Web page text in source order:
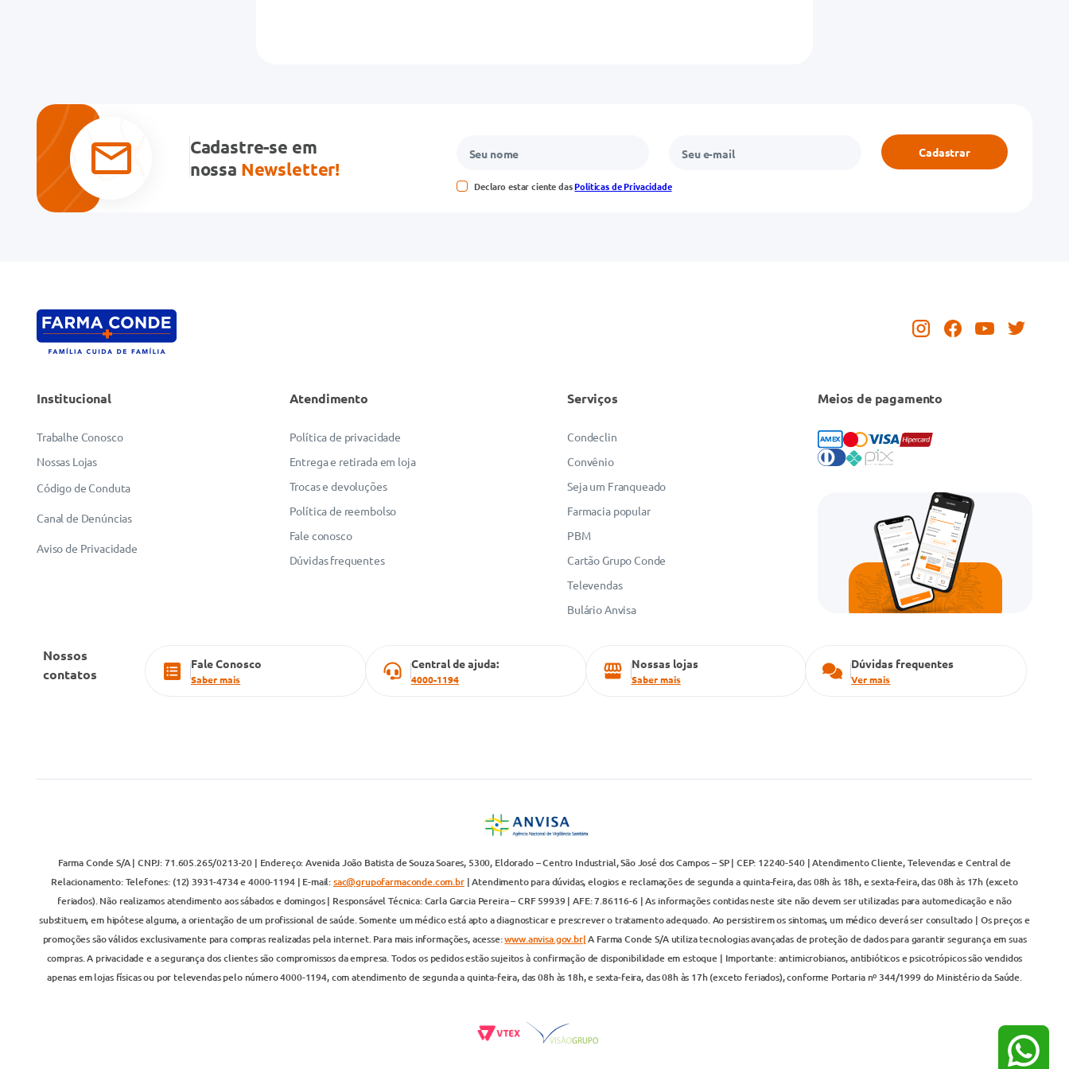
Cadastre-se em
nossa Newsletter!
Declaro estar ciente dasPolíticas de Privacidade
Cadastrar
Institucional
Trabalhe Conosco
Nossas Lojas
Código de Conduta
Canal de Denúncias
Aviso de Privacidade
Atendimento
Política de privacidade
Entrega e retirada em loja
Trocas e devoluções
Política de reembolso
Fale conosco
Dúvidas frequentes
Serviços
Condeclin
Convênio
Seja um Franqueado
Farmacia popular
PBM
Cartão Grupo Conde
Televendas
Bulário Anvisa
Meios de pagamento
Nossos
contatos
Fale Conosco
Saber mais
Central de ajuda:
4000-1194
Nossas lojas
Saber mais
Dúvidas frequentes
Ver mais
Farma Conde S/A | CNPJ: 71.605.265/0213-20 | Endereço: Avenida João Batista de Souza Soares, 5300, Eldorado – Centro Industrial, São José dos Campos – SP | CEP: 12240-540 | Atendimento Cliente, Televendas e Central de
Relacionamento: Telefones: (12) 3931-4734 e 4000-1194 | E-mail:sac@grupofarmaconde.com.br| Atendimento para dúvidas, elogios e reclamações de segunda a quinta-feira, das 08h às 18h, e sexta-feira, das 08h às 17h (exceto
feriados). Não realizamos atendimento aos sábados e domingos | Responsável Técnica: Carla Garcia Pereira – CRF 59939 | AFE: 7.86116-6 | As informações contidas neste site não devem ser utilizadas para automedicação e não
substituem, em hipótese alguma, a orientação de um profissional de saúde. Somente um médico está apto a diagnosticar e prescrever o tratamento adequado. Ao persistirem os sintomas, um médico deverá ser consultado | Os preços e
promoções são válidos exclusivamente para compras realizadas pela internet. Para mais informações, acesse:www.anvisa.gov.br|A Farma Conde S/A utiliza tecnologias avançadas de proteção de dados para garantir segurança em suas
compras. A privacidade e a segurança dos clientes são compromissos da empresa. Todos os pedidos estão sujeitos à confirmação de disponibilidade em estoque | Importante: antimicrobianos, antibióticos e psicotrópicos são vendidos
apenas em lojas físicas ou por televendas pelo número 4000-1194, com atendimento de segunda a quinta-feira, das 08h às 18h, e sexta-feira, das 08h às 17h (exceto feriados), conforme Portaria nº 344/1999 do Ministério da Saúde.